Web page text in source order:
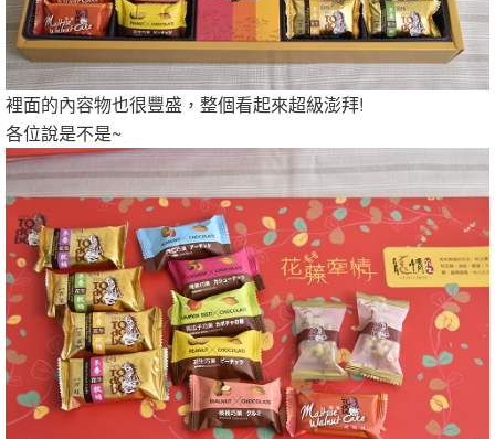
裡面的內容物也很豐盛，整個看起來超級澎拜!
各位說是不是~